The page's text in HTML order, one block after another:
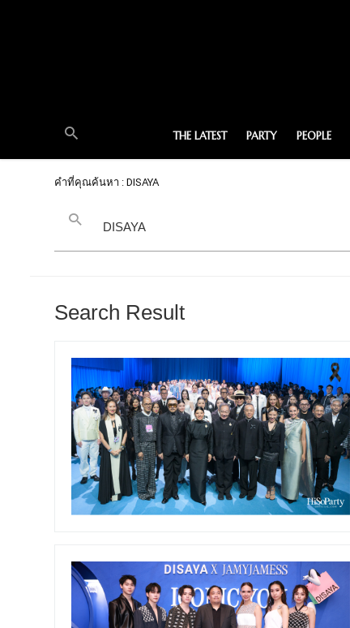
THE LATEST PARTY PEOPLE
คำที่คุณค้นหา : DISAYA
Search Result